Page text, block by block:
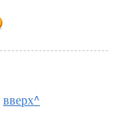
вверх^